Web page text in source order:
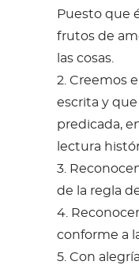
Puesto que
frutos de
las cosas.
2. Creemos
escrita y
predicada,
lectura
3.
de la regla
4.
conforme a
5. Con